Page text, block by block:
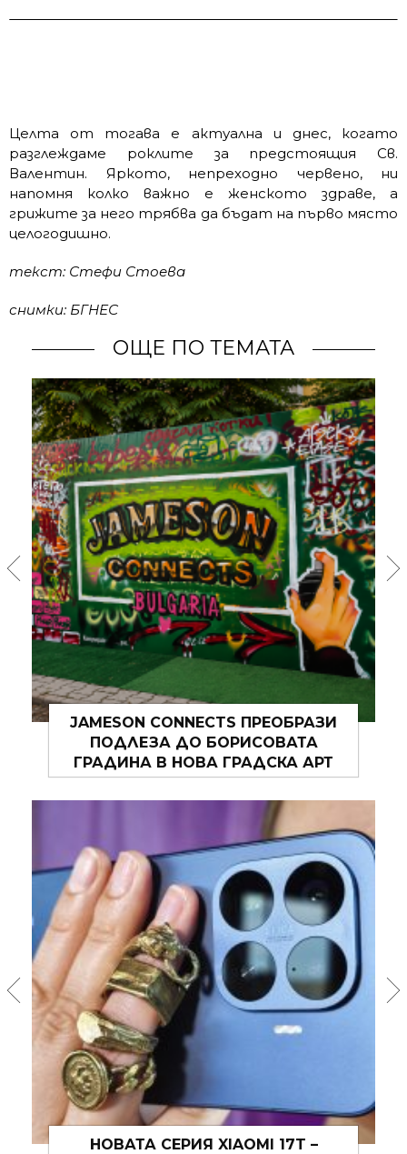
Целта от тогава е актуална и днес, когато
разглеждаме роклите за предстоящия Св.
Валентин. Яркото, непреходно червено, ни
напомня колко важно е женското здраве, а
грижите за него трябва да бъдат на първо място
целогодишно.
текст: Стефи Стоева
снимки: БГНЕС
ОЩЕ ПО ТЕМАТА
TEILOR ОТКРИ НАЙ-ГОЛЕМИЯ СИ
МАГАЗИН В БЪЛГАРИЯ
МАДОНА РАЗКРИВА „CONFESSIONS